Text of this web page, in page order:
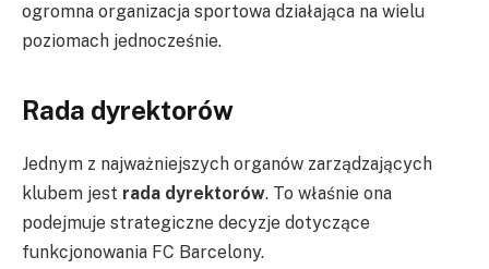
ogromna organizacja sportowa działająca na wielu
poziomach jednocześnie.
Rada dyrektorów
Jednym z najważniejszych organów zarządzających
klubem jest rada dyrektorów. To właśnie ona
podejmuje strategiczne decyzje dotyczące
funkcjonowania FC Barcelony.